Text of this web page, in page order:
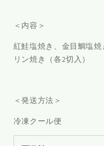
＜内容＞
紅鮭塩焼き、金目鯛塩
リン焼き（各2切入）
＜発送方法＞
冷凍クール便